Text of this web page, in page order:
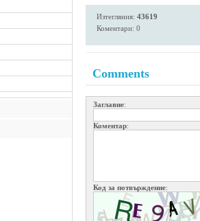
Изтегляния: 43619
Коментари: 0
Comments
Заглавие:
Коментар:
Код за потвърждение: